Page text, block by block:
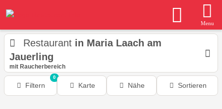
Menu
Restaurant in Maria Laach am
Jauerling
mit Raucherbereich
Filtern
0
Karte Nähe Sortieren